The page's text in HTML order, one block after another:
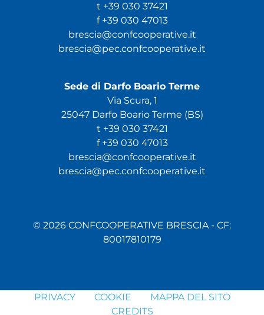
t +39 030 37421
f +39 030 47013
brescia@confcooperative.it
brescia@pec.confcooperative.it
Sede di Darfo Boario Terme
Via Scura, 1
25047 Darfo Boario Terme (BS)
t +39 030 37421
f +39 030 47013
brescia@confcooperative.it
brescia@pec.confcooperative.it
© 2026 CONFCOOPERATIVE BRESCIA - CF:
80017810179
PRIVACY COOKIE
MAPPA DEL SITO
CREDITS